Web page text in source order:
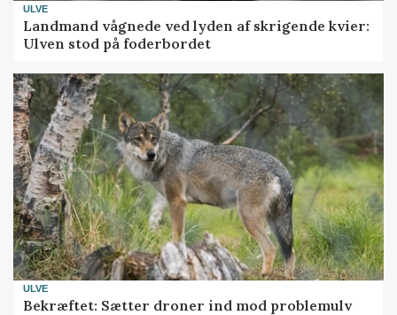
ULVE
Landmand vågnede ved lyden af skrigende kvier:
Ulven stod på foderbordet
ULVE
Bekræftet: Sætter droner ind mod problemulv